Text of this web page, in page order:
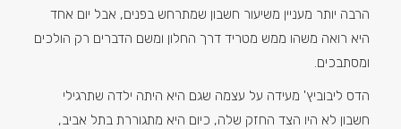
הרבה יותר מעניין משיעור חשבון שמתרחש בפנים, אבל יום אחד
היא רואה משהו ממש מטריד דרך החלון ומשם הדברים רק הולכים
ומסתבכים.
הדס ליבוביץ' מעידה על עצמה שגם היא היתה ילדה שתרגילי
חשבון לא היו הצד החזק שלה, כיום היא מתגוררת בתל אביב,